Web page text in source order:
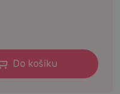
Do košíku